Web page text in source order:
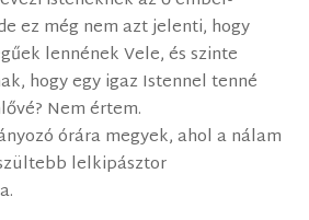
ez még nem azt jelenti, hogy
lennének Vele, és szinte
hogy egy igaz Istennel tenné
Nem értem.
órára megyek, ahol a nálam
lelkipásztor